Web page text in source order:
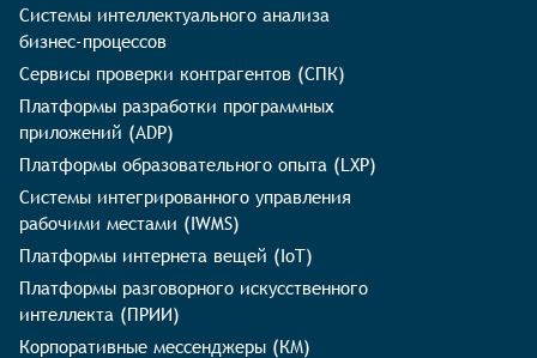
Системы интеллектуального анализа
бизнес-процессов
Сервисы проверки контрагентов (СПК)
Платформы разработки программных
приложений (ADP)
Платформы образовательного опыта (LXP)
Системы интегрированного управления
рабочими местами (IWMS)
Платформы интернета вещей (IoT)
Платформы разговорного искусственного
интеллекта (ПРИИ)
Корпоративные мессенджеры (КМ)